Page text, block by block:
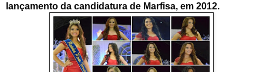
lançamento da candidatura de Marfisa, em 2012.